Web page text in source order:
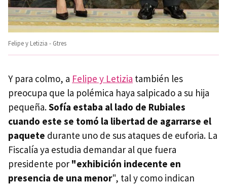
Felipe y Letizia - Gtres
Y para colmo, a Felipe y Letizia también les
preocupa que la polémica haya salpicado a su hija
pequeña.Sofía estaba al lado de Rubiales
cuando este se tomó la libertad de agarrarse el
paquete durante uno de sus ataques de euforia. La
Fiscalía ya estudia demandar al que fuera
presidente por "exhibición indecente en
presencia de una menor", tal y como indican